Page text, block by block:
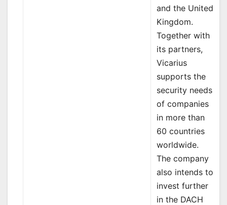
and the United
Kingdom.
Together with
its partners,
Vicarius
supports the
security needs
of companies
in more than
60 countries
worldwide.
The company
also intends to
invest further
in the DACH